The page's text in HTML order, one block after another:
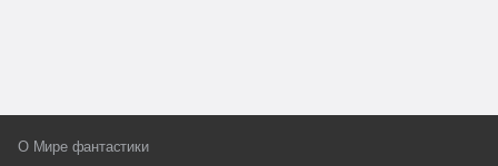
О Мире фантастики